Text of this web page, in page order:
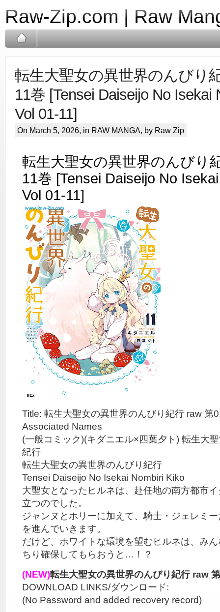
Raw-Zip.com | Raw
転生大聖女の異世界のんびり
11巻 [Tensei Daiseijo No Isekai
Vol 01-11]
On March 5, 2026, in RAW MANGA, by Raw Zip
転生大聖女の異世界のんびり
11巻 [Tensei Daiseijo No
Vol 01-11]
Title: 転生大聖女の異世界のんびり紀行 raw 第
Associated Names
(一般コミック)(キダニエル×四葉夕ト) 転生大
紀行
転生大聖女の異世界のんびり紀行
Tensei Daiseijo No Isekai Nombiri Kiko
大聖女となったヒルネは、赴任地の南方都市
立つのでした。
ジャンヌとホリーに加えて、騎士・ジェレミ
を進んでいきます。
だけど、ホワイトな環境を望むヒルネは、み
ちり確保してもらおうと…！？
(NEW)転生大聖女の異世界のんびり紀行 raw
DOWNLOAD LINKS/ダウンロード:
(No Password and added recovery record)